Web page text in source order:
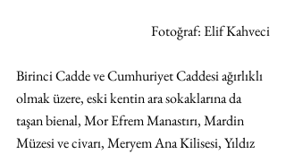
Fotoğraf: Elif Kahveci
Birinci Cadde ve Cumhuriyet Caddesi ağırlıklı
olmak üzere, eski kentin ara sokaklarına da
taşan bienal, Mor Efrem Manastırı, Mardin
Müzesi ve civarı, Meryem Ana Kilisesi, Yıldız